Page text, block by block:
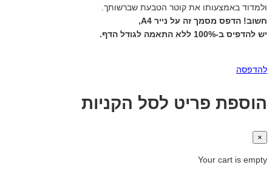
ולמדוד באמצעותו את קוטר הטבעת שברשותך.
חשוב! הדפס מסמך זה על נייר A4,
יש להדפיס ב-100% ללא התאמה לגודל הדף.
להדפסה
הוספת פריט לסל הקניות
×
Your cart is empty